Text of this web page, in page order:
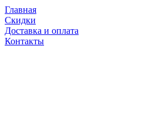
Главная
Скидки
Доставка и оплата
Контакты